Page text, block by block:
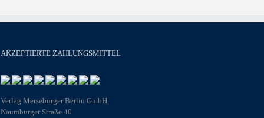
AKZEPTIERTE ZAHLUNGSMITTEL
Verlag Merseburger Berlin GmbH
Naumburger Straße 40